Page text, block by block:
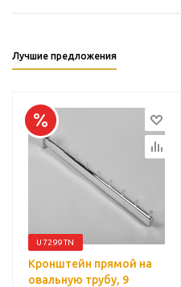
Лучшие предложения
U7299TN
Кронштейн прямой на
овальную трубу, 9